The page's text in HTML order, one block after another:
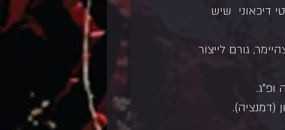
דיכאוני  שיש
גורם לייצור
ופ"ג.
(דמנציה).